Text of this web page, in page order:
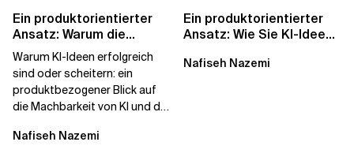
Ein produktorientierter
Ansatz: Warum die
Machbarkeit von KI
darüber...
Warum KI-Ideen erfolgreich
sind oder scheitern: ein
produktbezogener Blick auf
die Machbarkeit von KI und die
verarbeiten, und...
Nafiseh Nazemi
Ein produktorientierter
Ansatz: Wie Sie KI-Ideen
Geschäftswert...
Nafiseh Nazemi